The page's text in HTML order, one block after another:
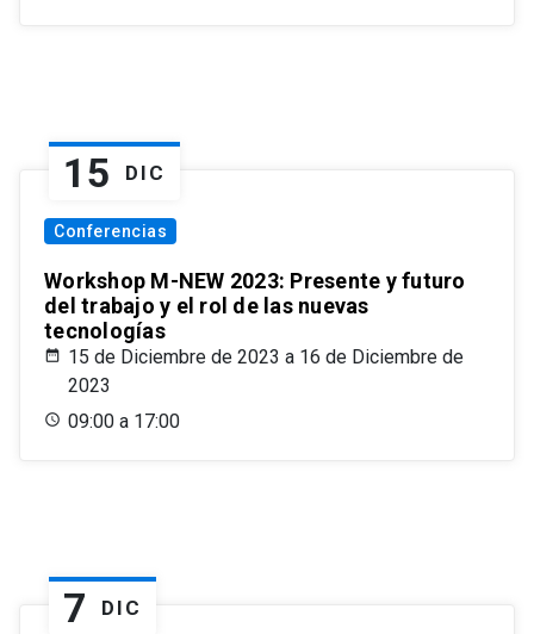
15 DIC
Conferencias
Workshop M-NEW 2023: Presente y futuro
del trabajo y el rol de las nuevas
tecnologías
15 de Diciembre de 2023 a 16 de Diciembre de
2023
09:00 a 17:00
7 DIC